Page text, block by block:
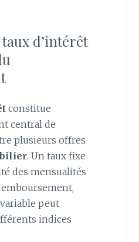
d’intérêt
constitue
central de
plusieurs offres
. Un taux fixe
des mensualités
peut
indices